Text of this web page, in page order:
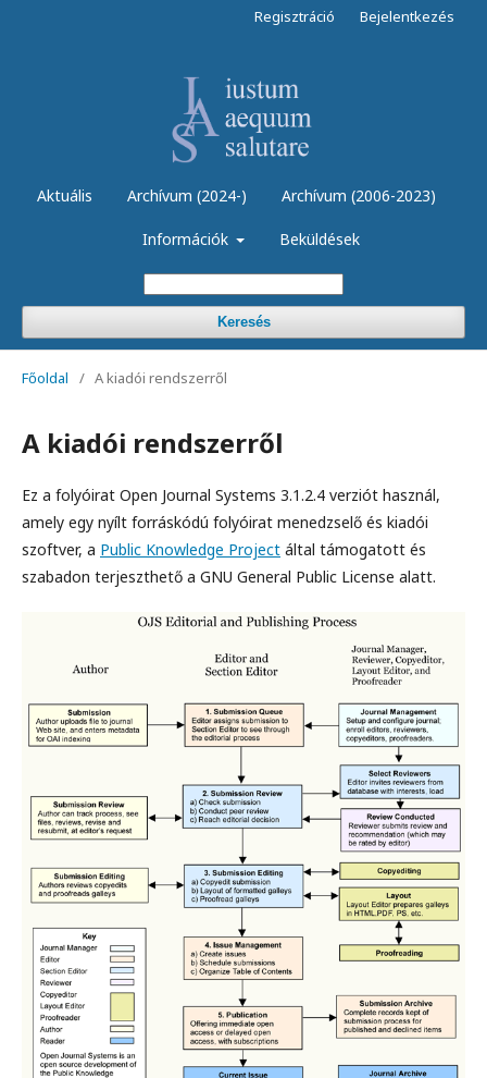
Aktuális Archívum (2024-) Archívum (2006-2023)
Információk Beküldések
Keresés
Regisztráció Bejelentkezés
Főoldal / A kiadói rendszerről
A kiadói rendszerről
Ez a folyóirat Open Journal Systems 3.1.2.4 verziót használ,
amely egy nyílt forráskódú folyóirat menedzselő és kiadói
szoftver, a Public Knowledge Project által támogatott és
szabadon terjeszthető a GNU General Public License alatt.